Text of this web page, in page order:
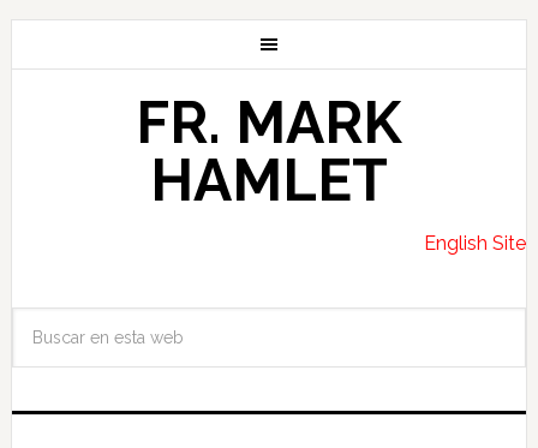
FR. MARK
HAMLET
English Site